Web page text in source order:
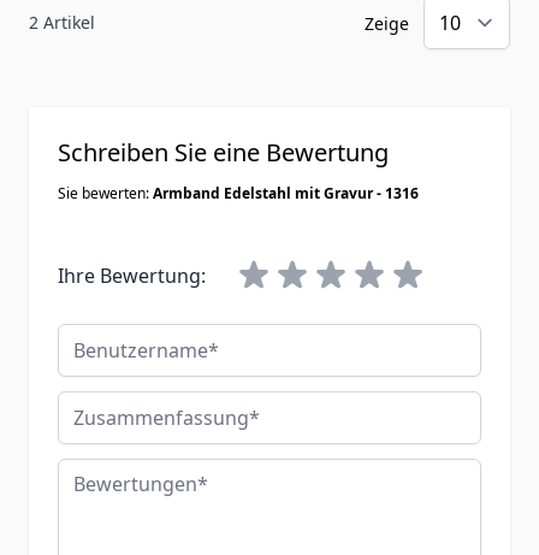
2 Artikel Zeige
Schreiben Sie eine Bewertung
Sie bewerten:Armband Edelstahl mit Gravur - 1316
Ihre Bewertung:
Benutzername
Zusammenfassung
Bewertungen